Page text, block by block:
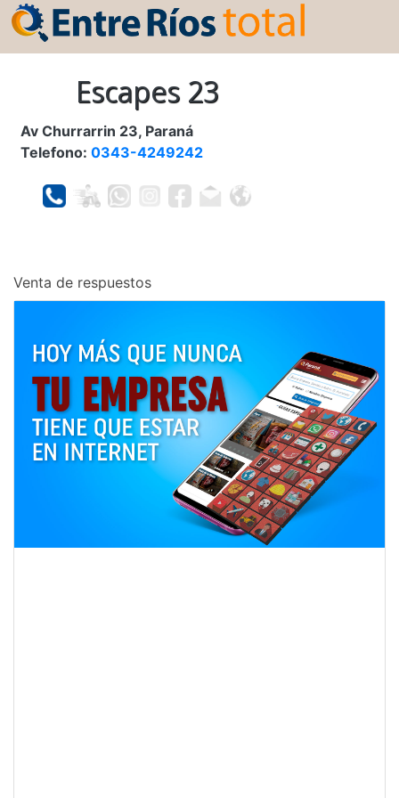
Escapes 23
Av Churrarrin 23, Paraná
Telefono: 0343-4249242
Venta de respuestos